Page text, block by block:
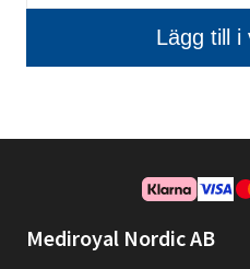
Mediroyal Nordic AB